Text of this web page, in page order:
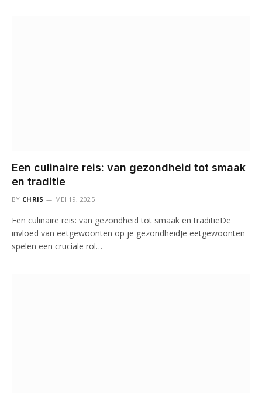
Een culinaire reis: van gezondheid tot smaak
en traditie
BY CHRIS MEI 19, 2025
Een culinaire reis: van gezondheid tot smaak en traditieDe
invloed van eetgewoonten op je gezondheidJe eetgewoonten
spelen een cruciale rol…